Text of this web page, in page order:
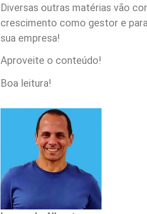
Diversas outras matérias vão
crescimento como gestor e
sua empresa!
Aproveite o conteúdo!
Boa leitura!